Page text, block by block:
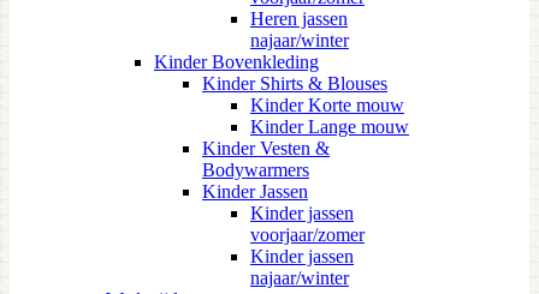
Heren jassen
najaar/winter
Kinder Bovenkleding
Kinder Shirts & Blouses
Kinder Korte mouw
Kinder Lange mouw
Kinder Vesten &
Bodywarmers
Kinder Jassen
Kinder jassen
voorjaar/zomer
Kinder jassen
najaar/winter